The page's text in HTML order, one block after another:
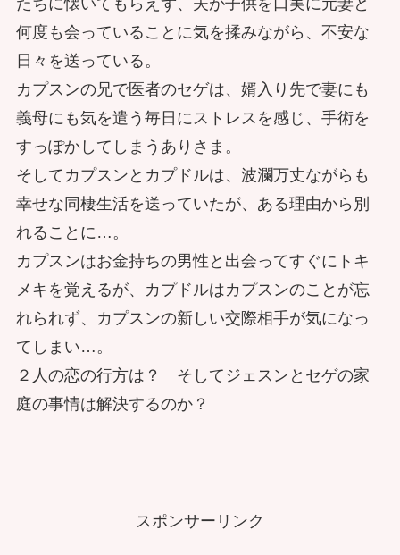
何度も会っていることに気を揉みながら、不安な
日々を送っている。
カプスンの兄で医者のセゲは、婿入り先で妻にも
義母にも気を遣う毎日にストレスを感じ、手術を
すっぽかしてしまうありさま。
そしてカプスンとカプドルは、波瀾万丈ながらも
幸せな同棲生活を送っていたが、ある理由から別
れることに…。
カプスンはお金持ちの男性と出会ってすぐにトキ
メキを覚えるが、カプドルはカプスンのことが忘
れられず、カプスンの新しい交際相手が気になっ
てしまい…。
２人の恋の行方は？ そしてジェスンとセゲの家
庭の事情は解決するのか？
スポンサーリンク